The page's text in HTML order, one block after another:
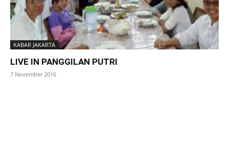
KABAR JAKARTA
LIVE IN PANGGILAN PUTRI
7 November 2016